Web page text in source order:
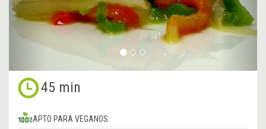
45 min
APTO PARA VEGANOS